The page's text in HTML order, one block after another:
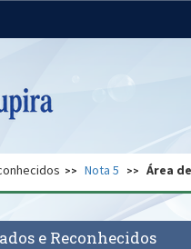
Gabinete de Segurança
Nota 5 Área
e Reconhecidos